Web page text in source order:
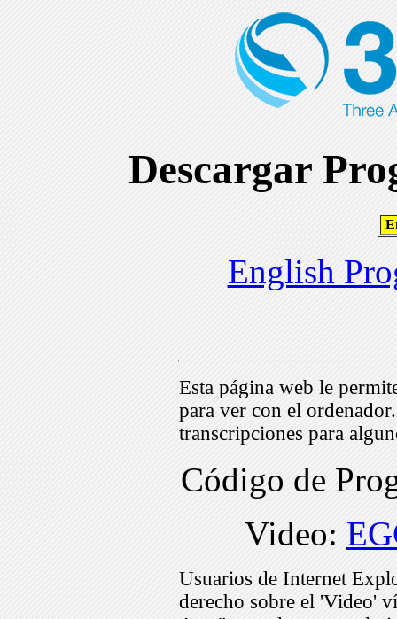
Descargar
English
Esta página web le
para ver con el
transcripciones para
Código de
Video:
Usuarios de Internet
derecho sobre el 'Video'